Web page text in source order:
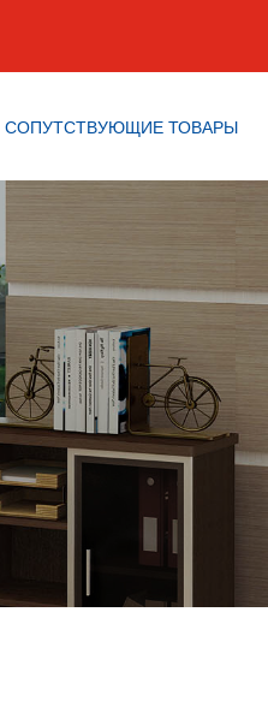
СОПУТСТВУЮЩИЕ ТОВАРЫ